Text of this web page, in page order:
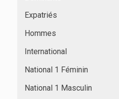
Expatriés
Hommes
International
National 1 Féminin
National 1 Masculin